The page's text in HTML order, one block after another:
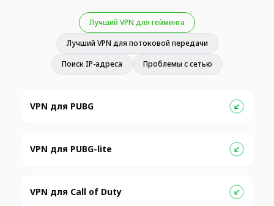
Лучший VPN для гейминга
Лучший VPN для потоковой передачи
Поиск IP-адреса
Проблемы с сетью
VPN для PUBG
VPN для PUBG-lite
VPN для Call of Duty